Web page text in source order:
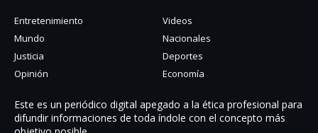
Entretenimiento
Videos
Mundo
Nacionales
Justicia
Deportes
Opinión
Economía
Este es un periódico digital apegado a la ética profesional para
difundir informaciones de toda í­ndole con el concepto más